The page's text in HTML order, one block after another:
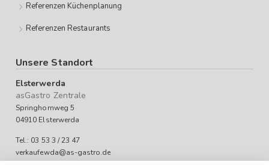
Referenzen Küchenplanung
Referenzen Restaurants
Unsere Standort
Elsterwerda
asGastro Zentrale
Springhornweg 5
04910 Elsterwerda
Tel.: 03 53 3 / 23 47
verkaufewda@as-gastro.de